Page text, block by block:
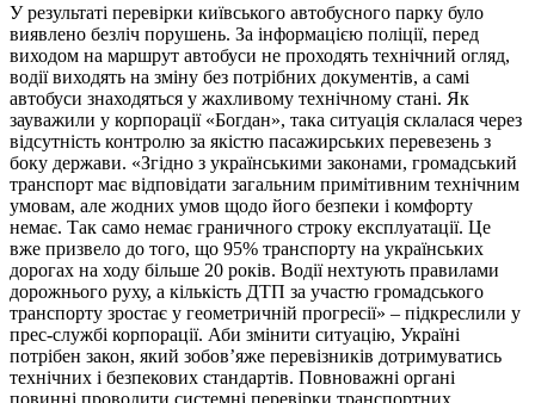
У результаті перевірки київського автобусного парку було
виявлено безліч порушень. За інформацією поліції, перед
виходом на маршрут автобуси не проходять технічний огляд,
водії виходять на зміну без потрібних документів, а самі
автобуси знаходяться у жахливому технічному стані. Як
зауважили у корпорації «Богдан», така ситуація склалася через
відсутність контролю за якістю пасажирських перевезень з
боку держави. «Згідно з українськими законами, громадський
транспорт має відповідати загальним примітивним технічним
умовам, але жодних умов щодо його безпеки і комфорту
немає. Так само немає граничного строку експлуатації. Це
вже призвело до того, що 95% транспорту на українських
дорогах на ходу більше 20 років. Водії нехтують правилами
дорожнього руху, а кількість ДТП за участю громадського
транспорту зростає у геометричній прогресії» – підкреслили у
прес-службі корпорації. Аби змінити ситуацію, Україні
потрібен закон, який зобов’яже перевізників дотримуватись
технічних і безпекових стандартів. Повноважні органі
повинні проводити системні перевірки транспортних